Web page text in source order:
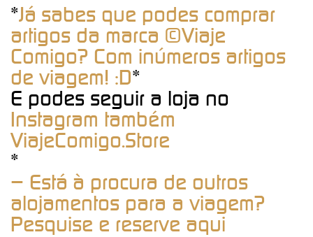
*Já sabes que podes comprar
artigos da marca ©Viaje
Comigo? Com inúmeros artigos
de viagem! :D*
E podes seguir a loja no
Instagram também
ViajeComigo.Store
*
– Está à procura de outros
alojamentos para a viagem?
Pesquise e reserve aqui